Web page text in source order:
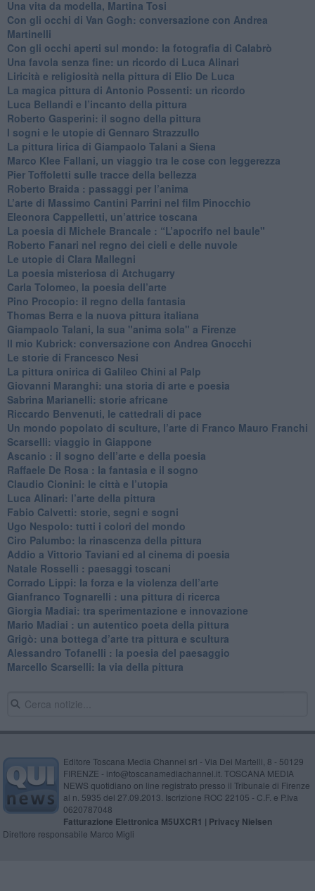
Una vita da modella, Martina Tosi
​Con gli occhi di Van Gogh: conversazione con Andrea
Martinelli
​Con gli occhi aperti sul mondo: la fotografia di Calabrò
Una favola senza fine: un ricordo di Luca Alinari
Liricità e religiosità nella pittura di Elio De Luca
La magica pittura di Antonio Possenti: un ricordo
Luca Bellandi e l’incanto della pittura
​Roberto Gasperini: il sogno della pittura
I sogni e le utopie di Gennaro Strazzullo
La pittura lirica di Giampaolo Talani a Siena
​Marco Klee Fallani, un viaggio tra le cose con leggerezza
​Pier Toffoletti sulle tracce della bellezza
​Roberto Braida : passaggi per l’anima
​L’arte di Massimo Cantini Parrini nel film Pinocchio
Eleonora Cappelletti, un’attrice toscana
​La poesia di Michele Brancale : “L’apocrifo nel baule"
Roberto Fanari nel regno dei cieli e delle nuvole
Le utopie di Clara Mallegni
​La poesia misteriosa di Atchugarry
Carla Tolomeo, la poesia dell’arte
Pino Procopio: il regno della fantasia
Thomas Berra e la nuova pittura italiana
Giampaolo Talani, la sua "anima sola" a Firenze
Il mio Kubrick: conversazione con Andrea Gnocchi
Le storie di Francesco Nesi
​La pittura onirica di Galileo Chini al Palp
​Giovanni Maranghi: una storia di arte e poesia
Sabrina Marianelli: storie africane
​Riccardo Benvenuti, le cattedrali di pace
​Un mondo popolato di sculture, l’arte di Franco Mauro Franchi
​Scarselli: viaggio in Giappone
​Ascanio : il sogno dell’arte e della poesia
Raffaele De Rosa : la fantasia e il sogno
​Claudio Cionini: le città e l’utopia
Luca Alinari: l’arte della pittura
​Fabio Calvetti: storie, segni e sogni
Ugo Nespolo: tutti i colori del mondo
​Ciro Palumbo: la rinascenza della pittura
​Addio a Vittorio Taviani ed al cinema di poesia
​Natale Rosselli : paesaggi toscani
​Corrado Lippi: la forza e la violenza dell’arte
Gianfranco Tognarelli : una pittura di ricerca
Giorgia Madiai: tra sperimentazione e innovazione
Mario Madiai : un autentico poeta della pittura
Grigò: una bottega d’arte tra pittura e scultura
Alessandro Tofanelli : la poesia del paesaggio
​Marcello Scarselli: la via della pittura
Editore Toscana Media Channel srl - Via Dei Martelli, 8 - 50129
FIRENZE - info@toscanamediachannel.it. TOSCANA MEDIA
NEWS quotidiano on line registrato presso il Tribunale di Firenze
al n. 5935 del 27.09.2013. Iscrizione ROC 22105 - C.F. e P.Iva
0620787048
Fatturazione Elettronica M5UXCR1 | Privacy Nielsen
Direttore responsabile Marco Migli